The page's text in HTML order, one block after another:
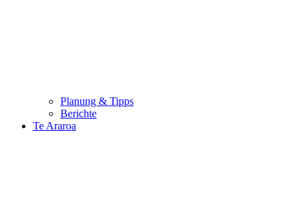
Planung & Tipps
Berichte
Te Araroa